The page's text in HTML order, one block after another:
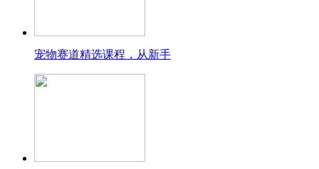
宠物赛道精选课程，从新手